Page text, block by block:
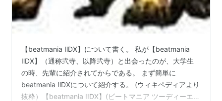
ース
beatmania GB
beatmania GB2 ガッチャミックス
beatmania GB ガッチャミックス2
beatmania for WonderSwan
【beatmania ⅡDX】について書く。 私が【beatmania
ⅡDX】（通称弐寺、以降弐寺）と出会ったのが、大学生
の時、先輩に紹介されてからである。 まず簡単に
beatmania ⅡDXについて紹介する。 (ウィキペディアより
抜粋）【beatmania IIDX】(ビートマニア ツーディーエッ